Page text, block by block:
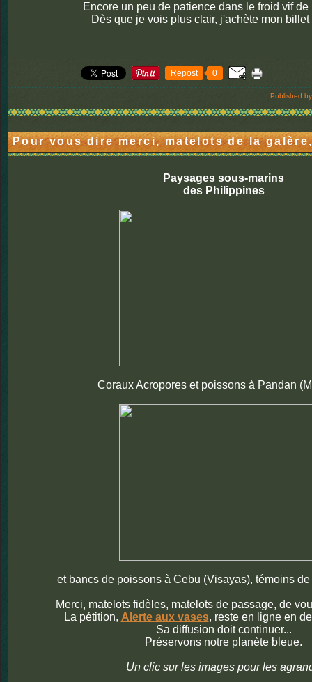
Encore un peu de patience dans le froid vif
Dès que je vois plus clair, j'achète mon billet
Repost 0
Published
Pour vous dire merci, matelots de la
Paysages sous-marins
des Philippines
Coraux Acropores et poissons à Pandan
et bancs de poissons à Cebu (Visayas), témoins
Merci, matelots fidèles, matelots de passage, de
La pétition, Alerte aux vases, reste en ligne en
Sa diffusion doit continuer...
Préservons notre planète bleue.
Un clic sur les images pour les